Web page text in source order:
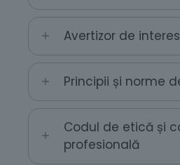
Avertizor de
Principii și norme
Codul de etică și
profesională